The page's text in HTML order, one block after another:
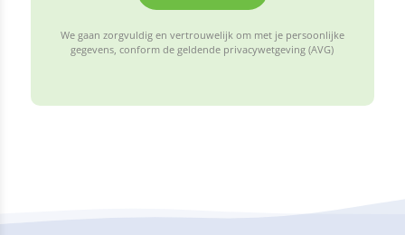
We gaan zorgvuldig en vertrouwelijk om met je persoonlijke
gegevens, conform de geldende privacywetgeving (AVG)